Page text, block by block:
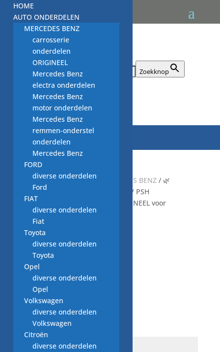
Zoek naar: Zoekknop
Start/auto onderdelen MERCEDES BENZ/ 🌿
Duurzaam sleutelen: Originele BV PSH
551.522.113.030 Startmotor ORIGINEEL voor
MERCEDES BENZ
Aanbieding!
HOME
AUTO ONDERDELEN
MERCEDES BENZ
carrosserie
onderdelen
ORIGINEEL
Mercedes Benz
electra onderdelen
Mercedes Benz
motor onderdelen
Mercedes Benz
remmen-onderstel
onderdelen
Mercedes Benz
FORD
diverse onderdelen
Ford
FIAT
diverse onderdelen
Fiat
Toyota
diverse onderdelen
Toyota
Opel
diverse onderdelen
Opel
Volkswagen
diverse onderdelen
Volkswagen
Citroën
diverse onderdelen